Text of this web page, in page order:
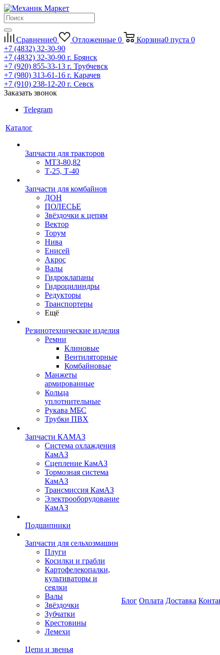
Сравнение0 Отложенные 0 Корзина0 пуста 0
+7 (4832) 32-30-90
+7 (4832) 32-30-90 г. Брянск
+7 (920) 855-33-13 г. Трубчевск
+7 (980) 313-61-16 г. Карачев
+7 (910) 238-12-20 г. Севск
Заказать звонок
Telegram
Каталог
Запчасти для тракторов
МТЗ-80,82
Т-25, Т-40
Запчасти для комбайнов
ДОН
ПОЛЕСЬЕ
Звёздочки к цепям
Вектор
Торум
Нива
Енисей
Акрос
Валы
Гидроклапаны
Гидроцилиндры
Редукторы
Транспортеры
Ещё
Резинотехнические изделия
Ремни
Клиновые
Вентиляторные
Комбайновые
Манжеты
армированные
Кольца
уплотнительные
Рукава МБС
Трубки ПВХ
Запчасти КАМАЗ
Система охлаждения
КамАЗ
Сцепление КамАЗ
Тормозная система
КамАЗ
Трансмиссия КамАЗ
Электрооборудование
КамАЗ
Подшипники
Запчасти для сельхозмашин
Плуги
Косилки и грабли
Картофелекопалки,
культиваторы и
сеялки
Валы
Звёздочки
Зубчатки
Крестовины
Лемехи
Цепи и звенья
Блог Оплата Доставка